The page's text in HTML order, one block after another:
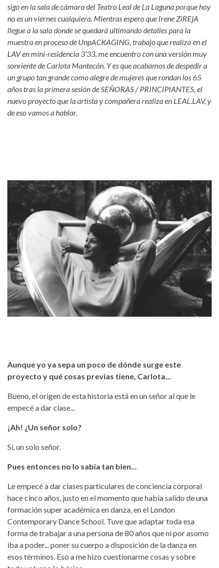
sigo en la sala de cámara del Teatro Leal de La Laguna porque hoy
no es un viernes cualquiera. Mientras espero que Irene ZiREjA
llegue a la sala donde se quedará ultimando detalles para la
muestra en proceso de UnpACKAGING, trabajo que realiza en el
LAV en mini-residencia 3'33, me encuentro con una versión muy
sonriente de Carlota Mantecón. Y es que acabamos de despedir a
un grupo tan grande como alegre de mujeres que rondan los 65
años tras la primera sesión de SEÑORAS / PRINCIPIANTES, el
nuevo proyecto que la artista y compañera realiza en LEAL.LAV, y
de eso vamos a hablar.
Aunque yo ya sepa un poco de dónde surge este
proyecto y qué cosas previas tiene, Carlota...
Bueno, el origen de esta historia está en un señor al que le
empecé a dar clase...
¡Ah! ¿Un señor solo?
Sí, un solo señor.
Pues entonces no lo sabía tan bien...
Le empecé a dar clases particulares de conciencia corporal
hace cinco años, justo en el momento que había salido de una
formación super académica en danza, en el London
Contemporary Dance School. Tuve que adaptar toda esa
forma de trabajar a una persona de 80 años que ni por asomo
iba a poder... poner su cuerpo a disposición de la danza en
esos términos. Eso a me hizo cuestionarme cosas y sobre